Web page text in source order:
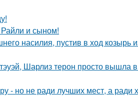
и сыном!
насилия, пустив в ход козырь
Шарлиз терон просто вышла
- но не ради лучших мест, а ради